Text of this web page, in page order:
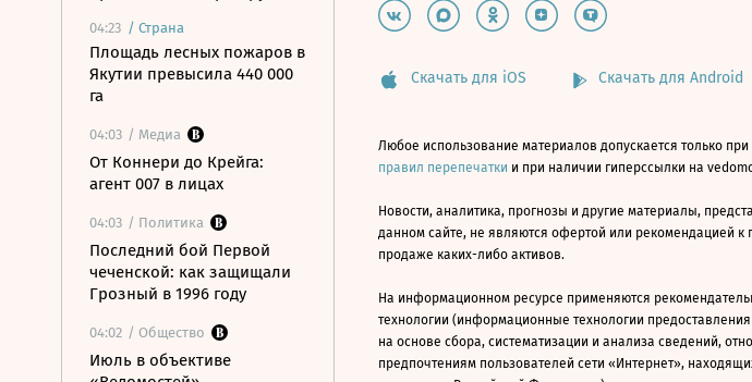
04:23 / Страна
Площадь лесных пожаров в
Якутии превысила 440 000
га
04:03 / Медиа
От Коннери до Крейга:
агент 007 в лицах
04:03 / Политика
Последний бой Первой
чеченской: как защищали
Грозный в 1996 году
04:02 / Общество
Июль в объективе
Скачать для iOS Скачать для Android
Любое использование материалов допускается только
правил перепечатки и при наличии гиперссылки на
Новости, аналитика, прогнозы и другие материалы,
данном сайте, не являются офертой или рекомендацией к
продаже каких-либо активов.
На информационном ресурсе применяются
технологии (информационные технологии
на основе сбора, систематизации и анализа сведений,
предпочтениям пользователей сети «Интернет»,